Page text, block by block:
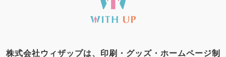
株式会社ウィザップは、印刷・グッズ・ホームページ制